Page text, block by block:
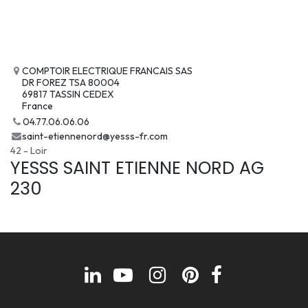
COMPTOIR ELECTRIQUE FRANCAIS SAS
DR FOREZ TSA 80004
69817 TASSIN CEDEX
France
04.77.06.06.06
saint-etiennenord@yesss-fr.com
42 - Loir
YESSS SAINT ETIENNE NORD AG
230